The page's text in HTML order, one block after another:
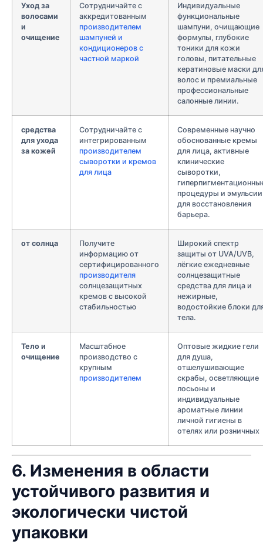
Уход за
волосами
и
очищение
Сотрудничайте с
аккредитованным
производителем
шампуней и
кондиционеров с
частной маркой
Индивидуальные
функциональные
шампуни, очищающие
формулы, глубокие
тоники для кожи
головы, питательные
кератиновые маски
волос и премиальные
профессиональные
салонные линии.
средства
для ухода
за кожей
Сотрудничайте с
интегрированным
производителем
сыворотки и кремов
для лица
Современные научно
обоснованные кремы
для лица, активные
клинические
сыворотки,
процедуры и эмульсии
для восстановления
барьера.
от солнца
Получите
информацию от
сертифицированного
производителя
солнцезащитных
кремов с высокой
стабильностью
Широкий спектр
защиты от UVA/UVB,
лёгкие ежедневные
солнцезащитные
средства для лица и
нежирные,
водостойкие блоки
тела.
Тело и
очищение
Масштабное
производство с
крупным
производителем
Оптовые жидкие гели
для душа,
отшелушивающие
скрабы, осветляющие
лосьоны и
индивидуальные
ароматные линии
личной гигиены в
отелях или розничных
6. Изменения в области
устойчивого развития и
экологически чистой
упаковки